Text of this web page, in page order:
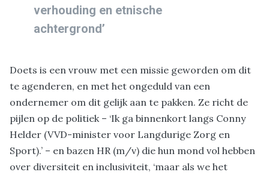
verhouding en etnische
achtergrond’
Doets is een vrouw met een missie geworden om dit
te agenderen, en met het ongeduld van een
ondernemer om dit gelijk aan te pakken. Ze richt de
pijlen op de politiek – ‘Ik ga binnenkort langs Conny
Helder (VVD-minister voor Langdurige Zorg en
Sport).’ – en bazen HR (m/v) die hun mond vol hebben
over diversiteit en inclusiviteit, ‘maar als we het